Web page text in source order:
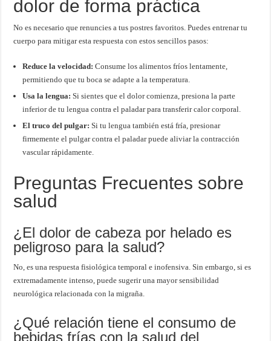
dolor de forma práctica
No es necesario que renuncies a tus postres favoritos. Puedes entrenar tu
cuerpo para mitigar esta respuesta con estos sencillos pasos:
Reduce la velocidad: Consume los alimentos fríos lentamente,
permitiendo que tu boca se adapte a la temperatura.
Usa la lengua: Si sientes que el dolor comienza, presiona la parte
inferior de tu lengua contra el paladar para transferir calor corporal.
El truco del pulgar: Si tu lengua también está fría, presionar
firmemente el pulgar contra el paladar puede aliviar la contracción
vascular rápidamente.
Preguntas Frecuentes sobre
salud
¿El dolor de cabeza por helado es
peligroso para la salud?
No, es una respuesta fisiológica temporal e inofensiva. Sin embargo, si es
extremadamente intenso, puede sugerir una mayor sensibilidad
neurológica relacionada con la migraña.
¿Qué relación tiene el consumo de
bebidas frías con la salud del